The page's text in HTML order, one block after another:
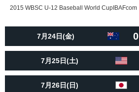
2015 WBSC U-12 Baseball World CupIBAFcom
7月24日(金) 0
7月25日(土)
7月26日(日)